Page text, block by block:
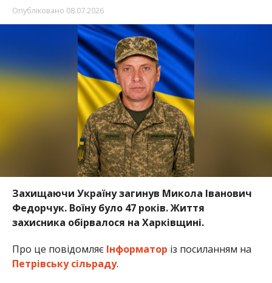
Опубліковано 08.07.2026
Захищаючи Україну загинув Микола Іванович
Федорчук. Воїну було 47 років. Життя
захисника обірвалося на Харківщині.
Про це повідомляє Інформатор із посиланням на
Петрівську сільраду.